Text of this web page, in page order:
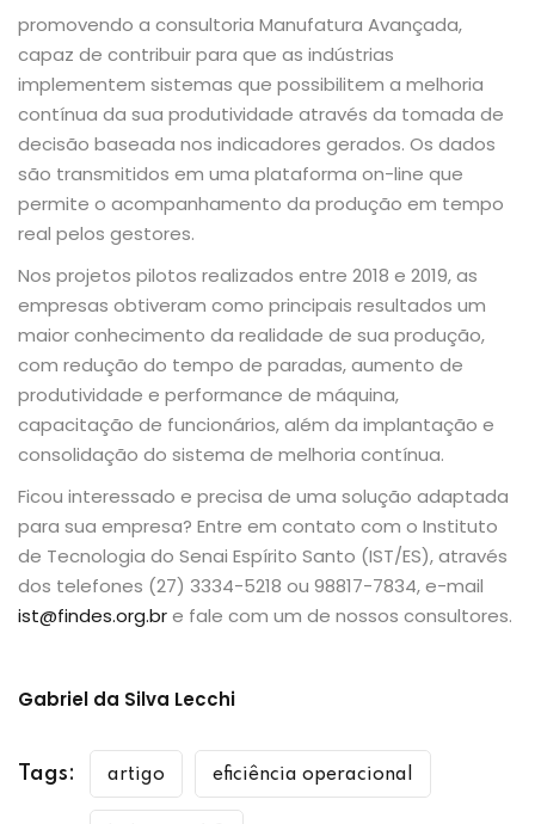
promovendo a consultoria Manufatura Avançada,
capaz de contribuir para que as indústrias
implementem sistemas que possibilitem a melhoria
contínua da sua produtividade através da tomada de
decisão baseada nos indicadores gerados. Os dados
são transmitidos em uma plataforma on-line que
permite o acompanhamento da produção em tempo
real pelos gestores.
Nos projetos pilotos realizados entre 2018 e 2019, as
empresas obtiveram como principais resultados um
maior conhecimento da realidade de sua produção,
com redução do tempo de paradas, aumento de
produtividade e performance de máquina,
capacitação de funcionários, além da implantação e
consolidação do sistema de melhoria contínua.
Ficou interessado e precisa de uma solução adaptada
para sua empresa? Entre em contato com o Instituto
de Tecnologia do Senai Espírito Santo (IST/ES), através
dos telefones (27) 3334-5218 ou 98817-7834, e-mail
ist@findes.org.bre fale com um de nossos consultores.
Gabriel da Silva Lecchi
Tags: artigo eficiência operacional